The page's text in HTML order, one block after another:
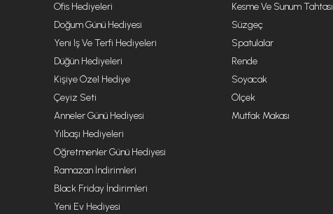
Ofis Hediyeleri
Doğum Günü Hediyesi
Yeni Iş Ve Terfi Hediyeleri
Düğün Hediyeleri
Kişiye Özel Hediye
Çeyiz Seti
Anneler Günü Hediyesi
Yılbaşı Hediyeleri
Öğretmenler Günü Hediyesi
Ramazan İndirimleri
Black Friday İndirimleri
Yeni Ev Hediyesi
Kesme Ve Sunum Tahtası
Süzgeç
Spatulalar
Rende
Soyacak
Ölçek
Mutfak Makası